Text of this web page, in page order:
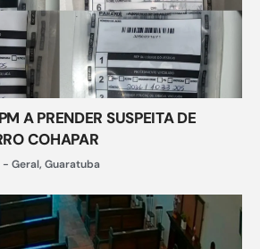
A PRENDER SUSPEITA DE
COHAPAR
- Geral, Guaratuba